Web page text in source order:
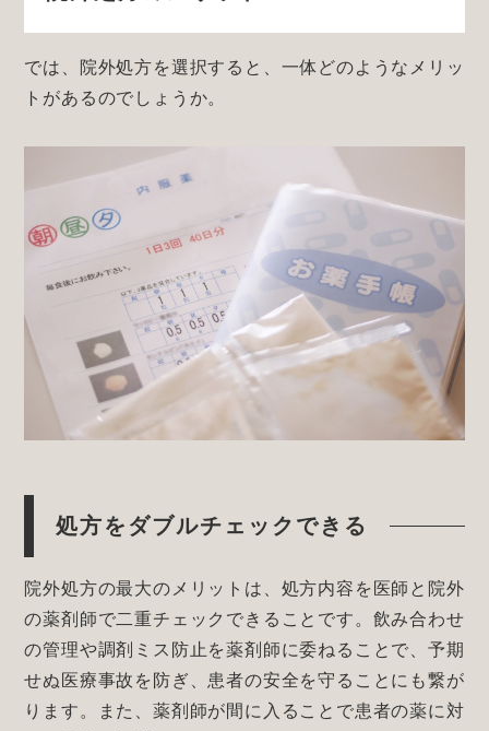
では、院外処方を選択すると、一体どのようなメリッ
トがあるのでしょうか。
処方をダブルチェックできる
院外処方の最大のメリットは、処方内容を医師と院外
の薬剤師で二重チェックできることです。飲み合わせ
の管理や調剤ミス防止を薬剤師に委ねることで、予期
せぬ医療事故を防ぎ、患者の安全を守ることにも繋が
ります。また、薬剤師が間に入ることで患者の薬に対